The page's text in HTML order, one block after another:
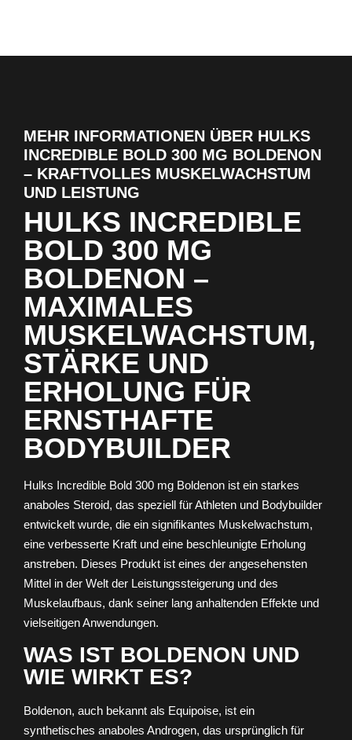
MEHR INFORMATIONEN ÜBER HULKS
INCREDIBLE BOLD 300 MG BOLDENON
– KRAFTVOLLES MUSKELWACHSTUM
UND LEISTUNG
HULKS INCREDIBLE
BOLD 300 MG
BOLDENON –
MAXIMALES
MUSKELWACHSTUM,
STÄRKE UND
ERHOLUNG FÜR
ERNSTHAFTE
BODYBUILDER
Hulks Incredible Bold 300 mg Boldenon ist ein starkes
anaboles Steroid, das speziell für Athleten und Bodybuilder
entwickelt wurde, die ein signifikantes Muskelwachstum,
eine verbesserte Kraft und eine beschleunigte Erholung
anstreben. Dieses Produkt ist eines der angesehensten
Mittel in der Welt der Leistungssteigerung und des
Muskelaufbaus, dank seiner lang anhaltenden Effekte und
vielseitigen Anwendungen.
WAS IST BOLDENON UND
WIE WIRKT ES?
Boldenon, auch bekannt als Equipoise, ist ein
synthetisches anaboles Androgen, das ursprünglich für